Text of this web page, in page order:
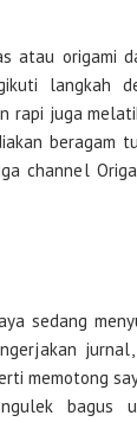
atau origami
langkah
rapi juga
beragam
channel
sedang
memotong
bagus